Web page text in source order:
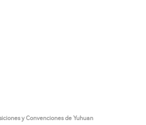
y Convenciones de Yuhuan